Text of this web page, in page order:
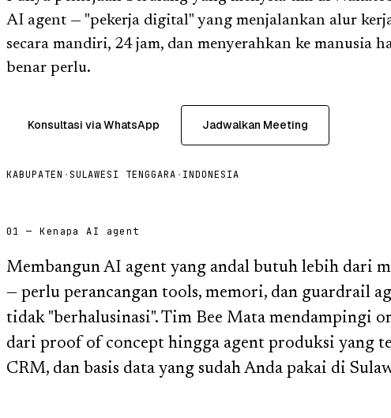
AI agent — "pekerja digital" yang menjalankan alur
secara mandiri, 24 jam, dan menyerahkan ke manusia
benar perlu.
Konsultasi via WhatsApp Jadwalkan Meeting
KABUPATEN · SULAWESI TENGGARA · INDONESIA
01 — Kenapa AI agent
Membangun AI agent yang andal butuh lebih dari
— perlu perancangan tools, memori, dan guardrail
tidak "berhalusinasi". Tim Bee Mata mendampingi
dari proof of concept hingga agent produksi yang
CRM, dan basis data yang sudah Anda pakai di